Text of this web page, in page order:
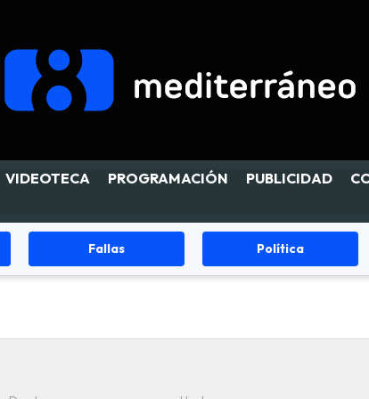
VIDEOTECA PROGRAMACIÓN PUBLICIDAD
Política Sucesos